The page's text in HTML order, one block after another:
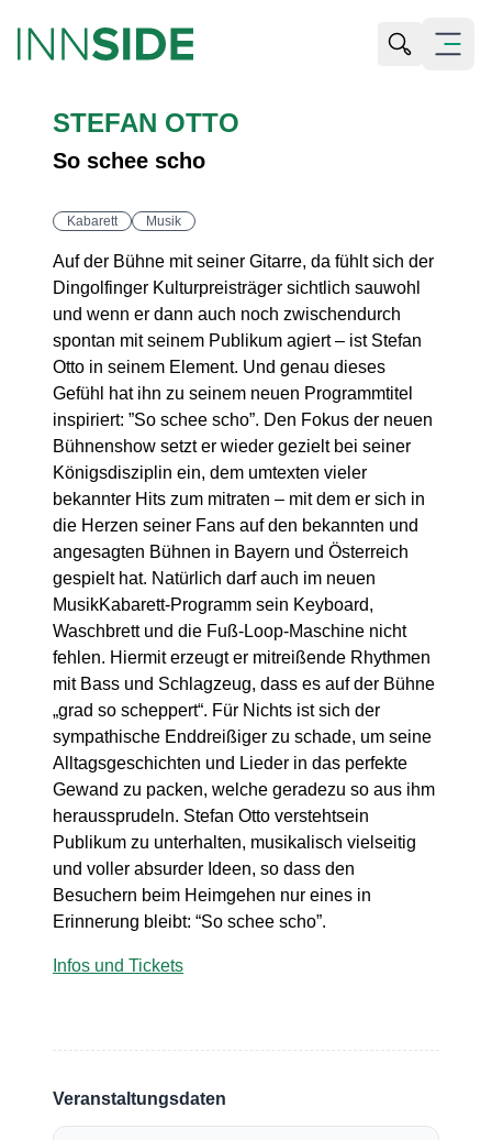
Suche
Menü
STEFAN OTTO
So schee scho
Kabarett Musik
Auf der Bühne mit seiner Gitarre, da fühlt sich der
Dingolfinger Kulturpreisträger sichtlich sauwohl
und wenn er dann auch noch zwischendurch
spontan mit seinem Publikum agiert – ist Stefan
Otto in seinem Element. Und genau dieses
Gefühl hat ihn zu seinem neuen Programmtitel
inspiriert: ”So schee scho”. Den Fokus der neuen
Bühnenshow setzt er wieder gezielt bei seiner
Königsdisziplin ein, dem umtexten vieler
bekannter Hits zum mitraten – mit dem er sich in
die Herzen seiner Fans auf den bekannten und
angesagten Bühnen in Bayern und Österreich
gespielt hat. Natürlich darf auch im neuen
MusikKabarett-Programm sein Keyboard,
Waschbrett und die Fuß-Loop-Maschine nicht
fehlen. Hiermit erzeugt er mitreißende Rhythmen
mit Bass und Schlagzeug, dass es auf der Bühne
„grad so scheppert“. Für Nichts ist sich der
sympathische Enddreißiger zu schade, um seine
Alltagsgeschichten und Lieder in das perfekte
Gewand zu packen, welche geradezu so aus ihm
heraussprudeln. Stefan Otto verstehtsein
Publikum zu unterhalten, musikalisch vielseitig
und voller absurder Ideen, so dass den
Besuchern beim Heimgehen nur eines in
Erinnerung bleibt: “So schee scho”.
Infos und Tickets
Veranstaltungsdaten